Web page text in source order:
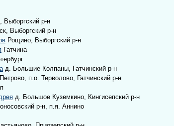
Выборгский р-н
Выборгский р-н
Рощино, Выборгский р-н
Гатчина
д. Большие Колпаны, Гатчинский р-н
п.о. Терволово, Гатчинский р-н
д. Большое Куземкино, Кингисепский р-н
р-н, п.я. Аннино